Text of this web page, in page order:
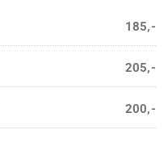
185,-
205,-
200,-